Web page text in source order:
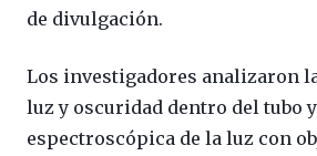
de divulgación.
Los investigadores analizaron
luz y oscuridad dentro del tubo
espectroscópica de la luz con